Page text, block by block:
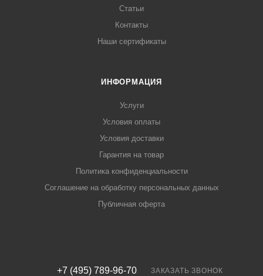
Статьи
Контакты
Наши сертификаты
ИНФОРМАЦИЯ
Услуги
Условия оплаты
Условия доставки
Гарантия на товар
Политика конфиденциальности
Соглашение на обработку персональных данных
Публичная оферта
+7 (495) 789-96-70 ЗАКАЗАТЬ ЗВОНОК